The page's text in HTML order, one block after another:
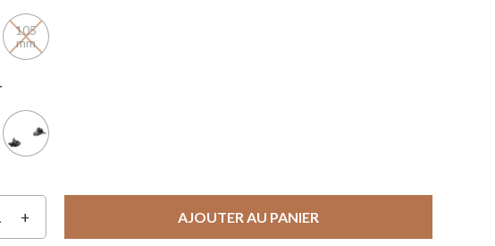
105
mm
AJOUTER AU PANIER